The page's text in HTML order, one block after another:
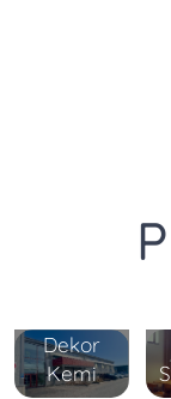
Dekor
Kemi